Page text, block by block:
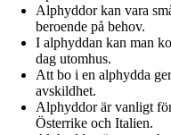
Alphyddor kan vara
beroende på behov.
I alphyddan kan man
dag utomhus.
Att bo i en alphydda
avskildhet.
Alphyddor är vanligt
Österrike och Italien.